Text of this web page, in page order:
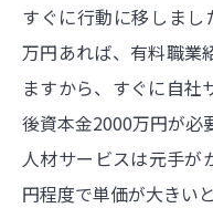
すぐに行動に移しま
万円あれば、有料職業
ますから、すぐに自社
後資本金2000万円が必
人材サービスは元手が
円程度で単価が大きい